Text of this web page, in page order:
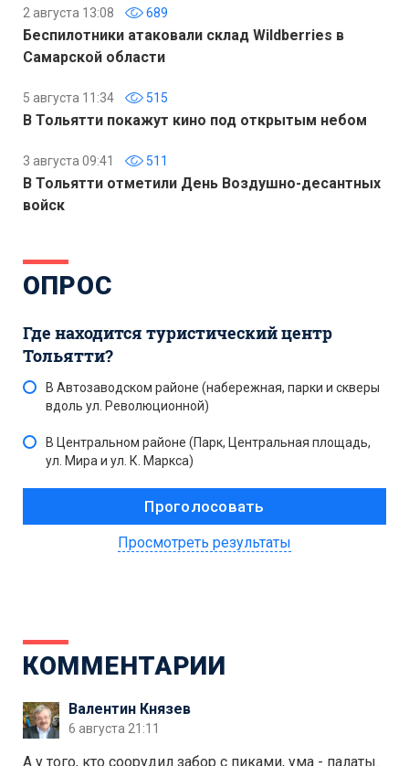
2 августа 13:08 689
Беспилотники атаковали склад Wildberries в
Самарской области
5 августа 11:34 515
В Тольятти покажут кино под открытым небом
3 августа 09:41 511
В Тольятти отметили День Воздушно-десантных
войск
ОПРОС
Где находится туристический центр
Тольятти?
В Автозаводском районе (набережная, парки и скверы
вдоль ул. Революционной)
В Центральном районе (Парк, Центральная площадь,
ул. Мира и ул. К. Маркса)
Просмотреть результаты
КОММЕНТАРИИ
Валентин Князев
6 августа 21:11
А у того, кто соорудил забор с пиками, ума - палаты.